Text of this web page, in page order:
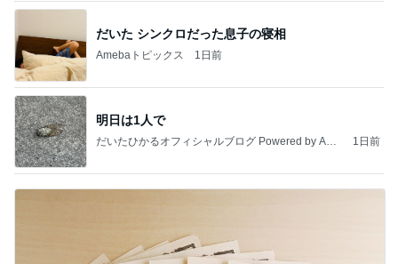
だいた シンクロだった息子の寝相
Amebaトピックス 1日前
明日は1人で
だいたひかるオフィシャルブログ Powered by Ame
1日前